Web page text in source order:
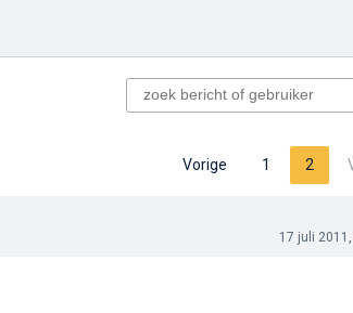
Vorige 1 2
17 juli